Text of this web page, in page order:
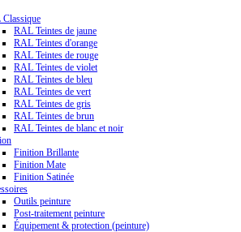
RAL Teintes de jaune
RAL Teintes d'orange
RAL Teintes de rouge
RAL Teintes de violet
RAL Teintes de bleu
RAL Teintes de vert
RAL Teintes de gris
RAL Teintes de brun
RAL Teintes de blanc et noir
Finition Brillante
Finition Mate
Finition Satinée
Outils peinture
Post-traitement peinture
Équipement & protection (peinture)